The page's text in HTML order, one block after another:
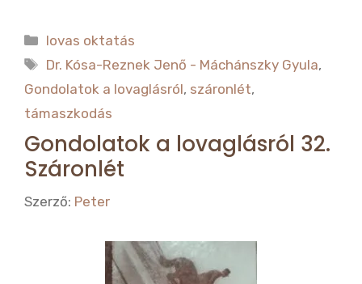
c
e
b
o
o
k
it
te
r
Kategória
lovas oktatás
Címkék
Dr. Kósa-Reznek Jenő - Máchánszky Gyula,
Gondolatok a lovaglásról, száronlét,
támaszkodás
Gondolatok a lovaglásról 32.
Száronlét
Szerző: Peter